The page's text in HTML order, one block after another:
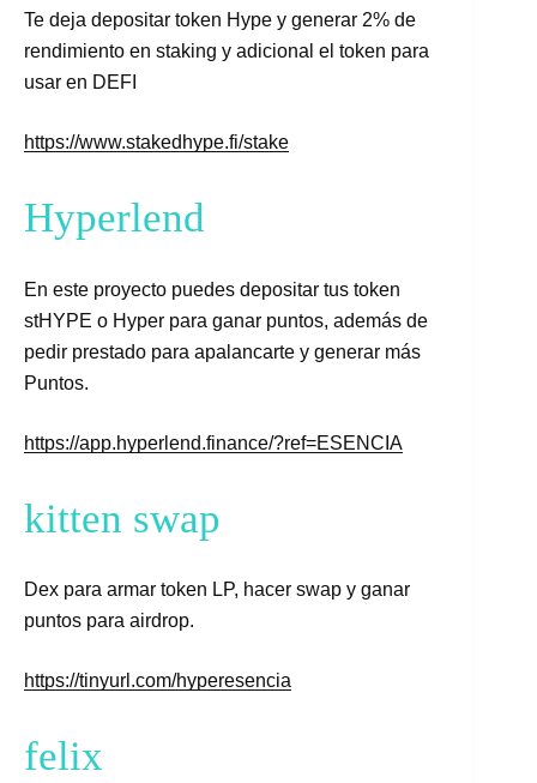
Te deja depositar token Hype y generar 2% de
rendimiento en staking y adicional el token para
usar en DEFI
https://www.stakedhype.fi/stake
Hyperlend
En este proyecto puedes depositar tus token
stHYPE o Hyper para ganar puntos, además de
pedir prestado para apalancarte y generar más
Puntos.
https://app.hyperlend.finance/?ref=ESENCIA
kitten swap
Dex para armar token LP, hacer swap y ganar
puntos para airdrop.
https://tinyurl.com/hyperesencia
felix